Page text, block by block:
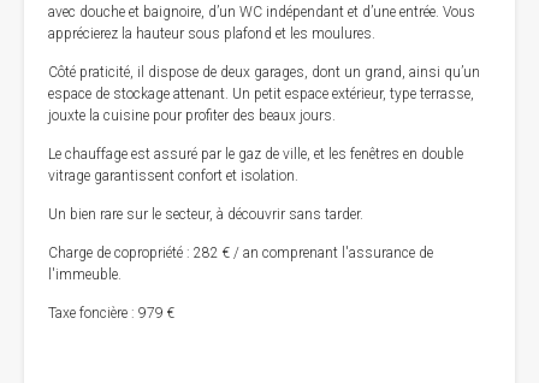
avec douche et baignoire, d’un WC indépendant et d’une entrée. Vous
apprécierez la hauteur sous plafond et les moulures.
Côté praticité, il dispose de deux garages, dont un grand, ainsi qu’un
espace de stockage attenant. Un petit espace extérieur, type terrasse,
jouxte la cuisine pour profiter des beaux jours.
Le chauffage est assuré par le gaz de ville, et les fenêtres en double
vitrage garantissent confort et isolation.
Un bien rare sur le secteur, à découvrir sans tarder.
Charge de copropriété : 282 € / an comprenant l'assurance de
l'immeuble.
Taxe foncière : 979 €